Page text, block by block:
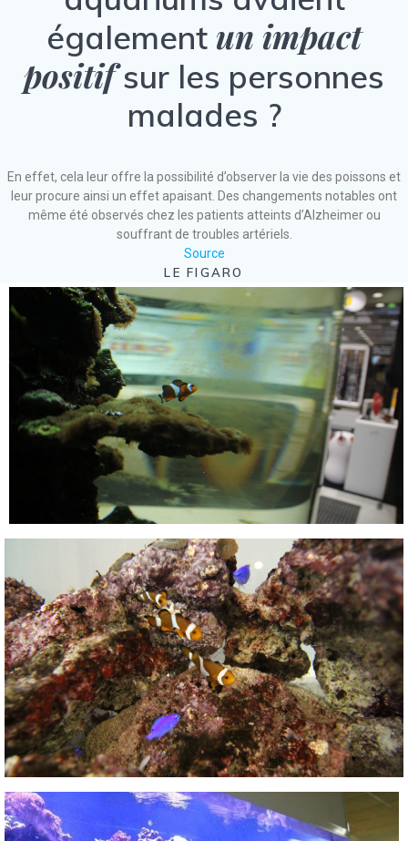
également un impact
positifsur les personnes
malades ?
En effet, cela leur offre la possibilité d’observer la vie des poissons et
leur procure ainsi un effet apaisant. Des changements notables ont
même été observés chez les patients atteints d’Alzheimer ou
souffrant de troubles artériels.
Source
LE FIGARO